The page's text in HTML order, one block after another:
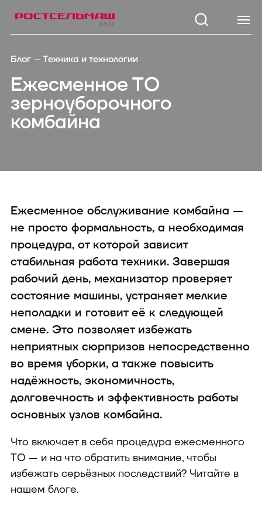
Зерноуборочные
комбайны
Тракторы
Кормоуборочные
комбайны
Посевная техника
Опрыскиватели
Внесение удобрений
Зерноперерабатывающая
техника
Дорожно-коммунальная
техника
KOLIBRI
Блог Техника и технологии
Ежесменное ТО
зерноуборочного
комбайна
Ежесменное обслуживание комбайна —
не просто формальность, а необходимая
процедура, от которой зависит
стабильная работа техники. Завершая
рабочий день, механизатор проверяет
состояние машины, устраняет мелкие
неполадки и готовит её к следующей
смене. Это позволяет избежать
неприятных сюрпризов непосредственно
во время уборки, а также повысить
надёжность, экономичность,
долговечность и эффективность работы
основных узлов комбайна.
Что включает в себя процедура ежесменного
ТО — и на что обратить внимание, чтобы
избежать серьёзных последствий? Читайте в
нашем блоге.